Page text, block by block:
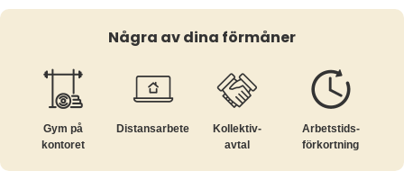
Några av dina förmåner
Gym på
kontoret
Distansarbete
Kollektiv­
avtal
Arbetstids­
förkortning